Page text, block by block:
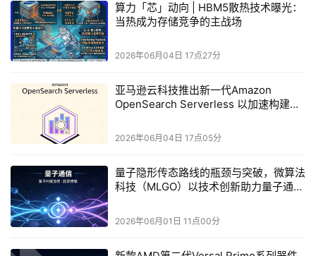
尤其是在 AI 数据中心进入大规模建设阶段后，单纯堆
叠算力已经不再是唯一答案。如何提升每瓦性能，如何降低
为下一阶段 AI 基础设施竞争的关键。
联发科现场展出了高达400Gbps/fiber带宽速率的共封
装光学（CPO）技术，可大幅缩短电信号传输路径以压缩延
算力「芯」动向 | HBM5散热技术曝光：
当热成为存储竞争的主战场
2026年06月04日 17点27分
亚马逊云科技推出新一代Amazon
OpenSearch Serverless 以加速构建
2026年06月04日 17点05分
量子隐形传态路线的瓶颈与突破，微算法
科技（MLGO）以技术创新助力量子通信
2026年06月01日 11点00分